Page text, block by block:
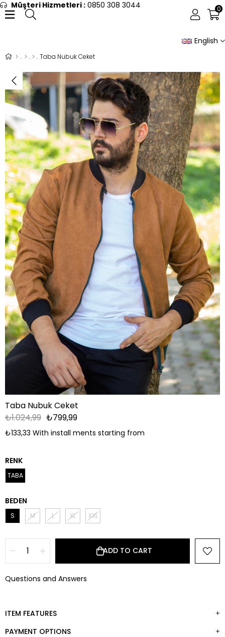
Müşteri Hizmetleri : 0850 308 3044
English
0
Taba Nubuk Ceket
Taba Nubuk Ceket
₺1.024,99 ₺799,99
₺133,33 With install ments starting from
RENK
TABA
BEDEN
S M L XL XXL
Questions and Answers
ITEM FEATURES
PAYMENT OPTIONS